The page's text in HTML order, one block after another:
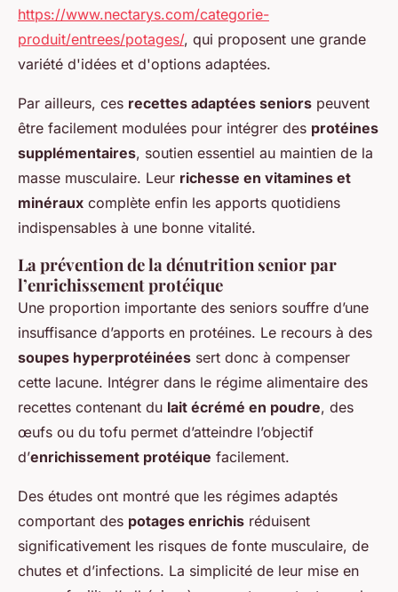
https://www.nectarys.com/categorie-
produit/entrees/potages/, qui proposent une grande
variété d'idées et d'options adaptées.
Par ailleurs, ces recettes adaptées seniors peuvent
être facilement modulées pour intégrer des protéines
supplémentaires, soutien essentiel au maintien de la
masse musculaire. Leur richesse en vitamines et
minéraux complète enfin les apports quotidiens
indispensables à une bonne vitalité.
La prévention de la dénutrition senior par
l’enrichissement protéique
Une proportion importante des seniors souffre d’une
insuffisance d’apports en protéines. Le recours à des
soupes hyperprotéinées sert donc à compenser
cette lacune. Intégrer dans le régime alimentaire des
recettes contenant du lait écrémé en poudre, des
œufs ou du tofu permet d’atteindre l’objectif
d’enrichissement protéique facilement.
Des études ont montré que les régimes adaptés
comportant des potages enrichis réduisent
significativement les risques de fonte musculaire, de
chutes et d’infections. La simplicité de leur mise en